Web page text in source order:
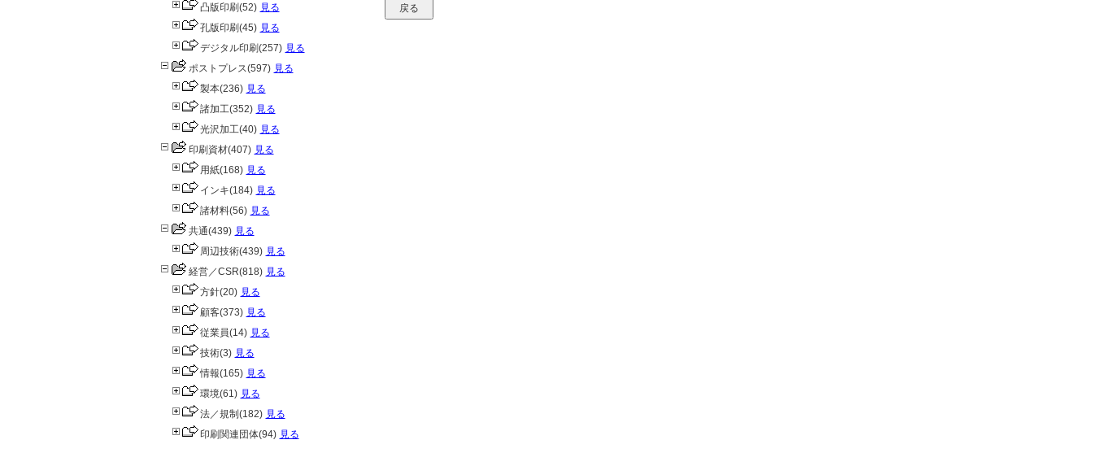
凸版印刷(52) 見る
孔版印刷(45) 見る
デジタル印刷(257) 見る
ポストプレス(597) 見る
製本(236) 見る
諸加工(352) 見る
光沢加工(40) 見る
印刷資材(407) 見る
用紙(168) 見る
インキ(184) 見る
諸材料(56) 見る
共通(439) 見る
周辺技術(439) 見る
経営／CSR(818) 見る
方針(20) 見る
顧客(373) 見る
従業員(14) 見る
技術(3) 見る
情報(165) 見る
環境(61) 見る
法／規制 (182) 見る
印刷関連団体(94) 見る